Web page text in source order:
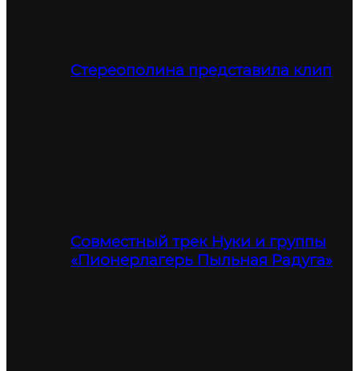
Стереополина представила клип
Совместный трек Нуки и группы
«Пионерлагерь Пыльная Радуга»